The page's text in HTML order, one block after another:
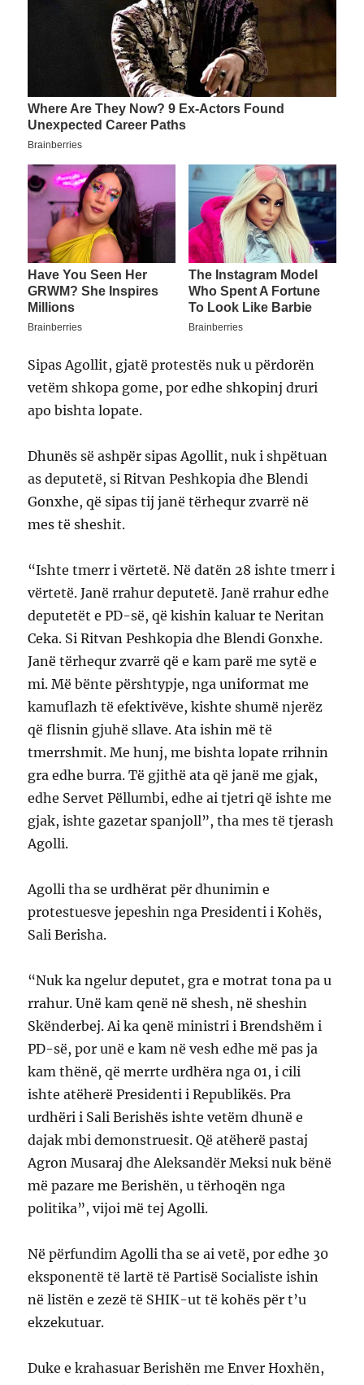
Sipas Agollit, gjatë protestës nuk u përdorën
vetëm shkopa gome, por edhe shkopinj druri
apo bishta lopate.
Dhunës së ashpër sipas Agollit, nuk i shpëtuan
as deputetë, si Ritvan Peshkopia dhe Blendi
Gonxhe, që sipas tij janë tërhequr zvarrë në
mes të sheshit.
“Ishte tmerr i vërtetë. Në datën 28 ishte tmerr i
vërtetë. Janë rrahur deputetë. Janë rrahur edhe
deputetët e PD-së, që kishin kaluar te Neritan
Ceka. Si Ritvan Peshkopia dhe Blendi Gonxhe.
Janë tërhequr zvarrë që e kam parë me sytë e
mi. Më bënte përshtypje, nga uniformat me
kamuflazh të efektivëve, kishte shumë njerëz
që flisnin gjuhë sllave. Ata ishin më të
tmerrshmit. Me hunj, me bishta lopate rrihnin
gra edhe burra. Të gjithë ata që janë me gjak,
edhe Servet Pëllumbi, edhe ai tjetri që ishte me
gjak, ishte gazetar spanjoll”, tha mes të tjerash
Agolli.
Agolli tha se urdhërat për dhunimin e
protestuesve jepeshin nga Presidenti i Kohës,
Sali Berisha.
“Nuk ka ngelur deputet, gra e motrat tona pa u
rrahur. Unë kam qenë në shesh, në sheshin
Skënderbej. Ai ka qenë ministri i Brendshëm i
PD-së, por unë e kam në vesh edhe më pas ja
kam thënë, që merrte urdhëra nga 01, i cili
ishte atëherë Presidenti i Republikës. Pra
urdhëri i Sali Berishës ishte vetëm dhunë e
dajak mbi demonstruesit. Që atëherë pastaj
Agron Musaraj dhe Aleksandër Meksi nuk bënë
më pazare me Berishën, u tërhoqën nga
politika”, vijoi më tej Agolli.
Në përfundim Agolli tha se ai vetë, por edhe 30
eksponentë të lartë të Partisë Socialiste ishin
në listën e zezë të SHIK-ut të kohës për t’u
ekzekutuar.
Duke e krahasuar Berishën me Enver Hoxhën,